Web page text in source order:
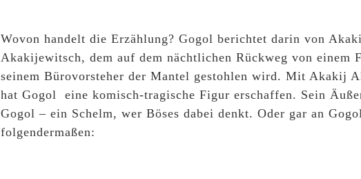
Wovon handelt die Erzählung? Gogol berichtet darin von
Akakijewitsch, dem auf dem nächtlichen Rückweg von einem
seinem Bürovorsteher der Mantel gestohlen wird. Mit Akakij
hat Gogol eine komisch-tragische Figur erschaffen. Sein
Gogol – ein Schelm, wer Böses dabei denkt. Oder gar an
folgendermaßen: